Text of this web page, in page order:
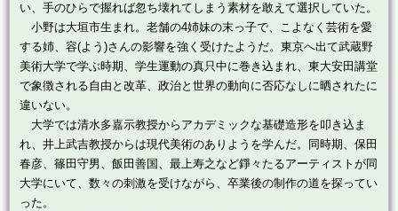
い、手のひらで握れば忽ち壊れてしまう素材を敢えて選択していた。
小野は大垣市生まれ。老舗の4姉妹の末っ子で、こよなく芸術を愛
する姉、容(よう)さんの影響を強く受けたようだ。東京へ出て武蔵野
美術大学で学ぶ時期、学生運動の真只中に巻き込まれ、東大安田講堂
で象徴される自由と改革、政治と世界の動向に否応なしに晒されたに
違いない。
大学では清水多嘉示教授からアカデミックな基礎造形を叩き込ま
れ、井上武吉教授からは現代美術のありようを学んだ。同時期、保田
春彦、篠田守男、飯田善国、最上寿之など錚々たるアーティストが同
大学にいて、数々の刺激を受けながら、卒業後の制作の道を探ってい
った。